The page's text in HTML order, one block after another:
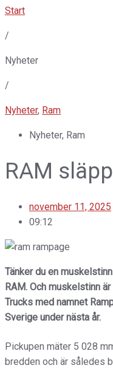
Start
/
Nyheter
/
Nyheter, Ram
Nyheter, Ram
RAM
november 11, 2025
09:12
Tänker du en
RAM. Och muskelstinn
Trucks med namnet
Sverige under nästa år.
Pickupen mäter 5 028
bredden och är således